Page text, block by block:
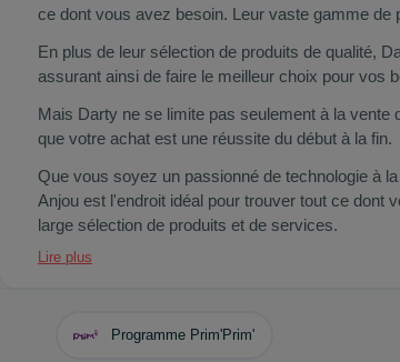
ce dont vous avez besoin. Leur vaste gamme
En plus de leur sélection de produits de qualité,
assurant ainsi de faire le meilleur choix pour vos
Mais Darty ne se limite pas seulement à la
que votre achat est une réussite du début à la fin.
Que vous soyez un passionné de technologie à
Anjou est l'endroit idéal pour trouver tout ce
large sélection de produits et de services.
Lire plus
Programme Prim'Prim'